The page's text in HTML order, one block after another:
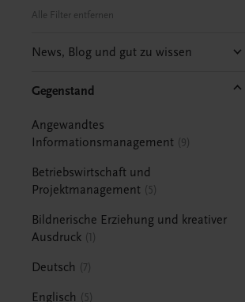
Alle Filter entfernen
News, Blog und gut zu wissen
Gegenstand
Angewandtes
Informationsmanagement 9
Betriebswirtschaft und
Projektmanagement
5
Bildnerische Erziehung und kreativer
Ausdruck 1
Deutsch 7
Englisch 5